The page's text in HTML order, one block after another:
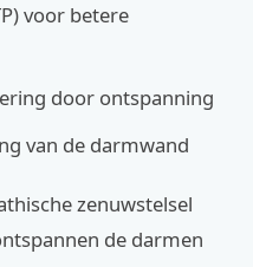
voor betere
door ontspanning
van de darmwand
zenuwstelsel
de darmen